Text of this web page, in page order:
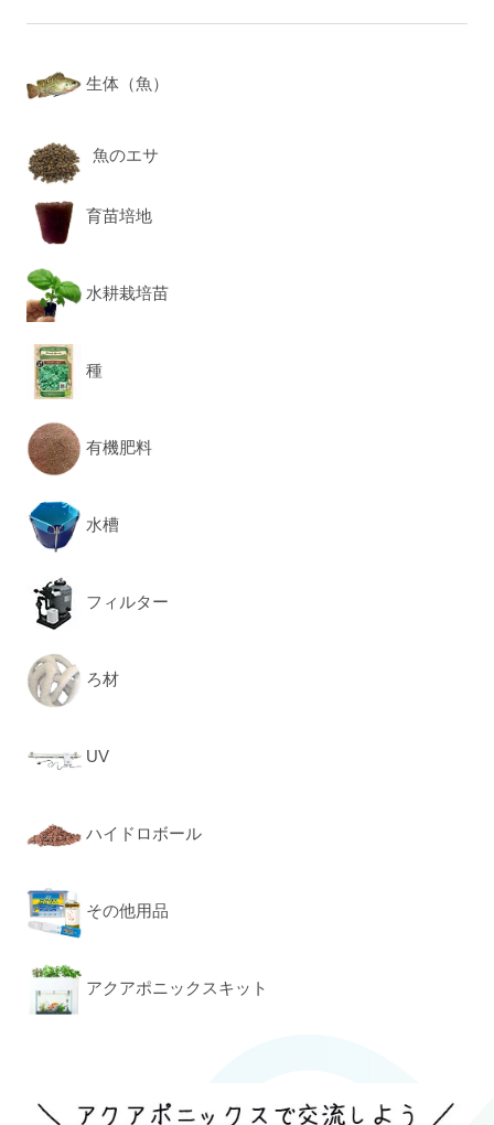
生体（魚）
魚のエサ
育苗培地
水耕栽培苗
種
有機肥料
水槽
フィルター
ろ材
UV
ハイドロボール
その他用品
アクアポニックスキット